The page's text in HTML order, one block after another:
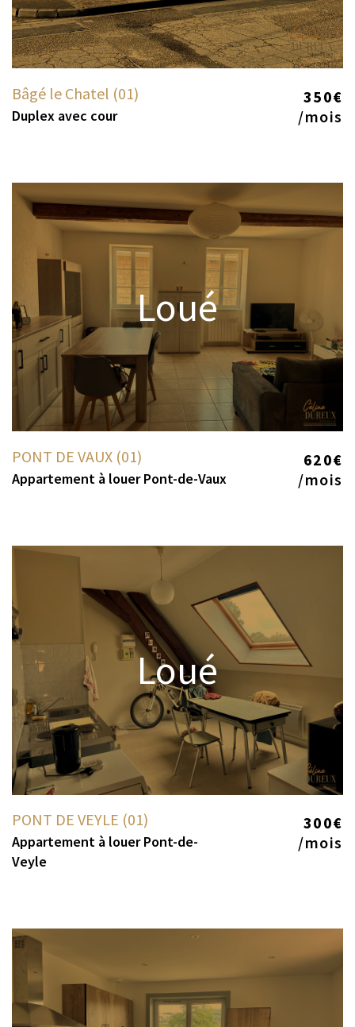
Bâgé le Chatel (01) 350€
Duplex avec cour /mois
Loué
PONT DE VAUX (01) 620€
Appartement à louer Pont-de-Vaux /mois
Loué
PONT DE VEYLE (01) 300€
Appartement à louer Pont-de-
Veyle
/mois